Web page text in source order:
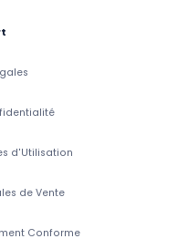
d'Utilisation
de Vente
Conforme